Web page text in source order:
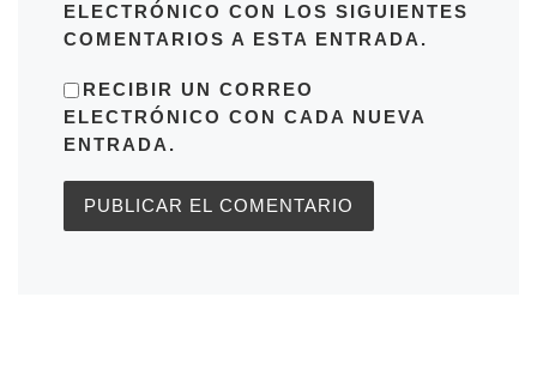
ELECTRÓNICO CON LOS SIGUIENTES
COMENTARIOS A ESTA ENTRADA.
RECIBIR UN CORREO
ELECTRÓNICO CON CADA NUEVA
ENTRADA.